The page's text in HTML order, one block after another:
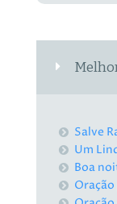
Salve
Um
Boa